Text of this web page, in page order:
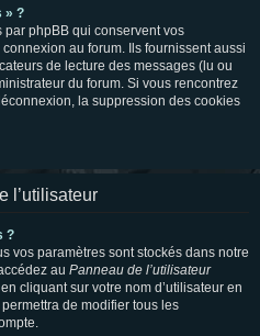
» ?
phpBB qui conservent vos
au forum. Ils fournissent aussi
de lecture des messages (lu ou
du forum. Si vous rencontrez
la suppression des cookies
l’utilisateur
?
vos paramètres sont stockés dans notre
au Panneau de l’utilisateur
cliquant sur votre nom d’utilisateur en
de modifier tous les